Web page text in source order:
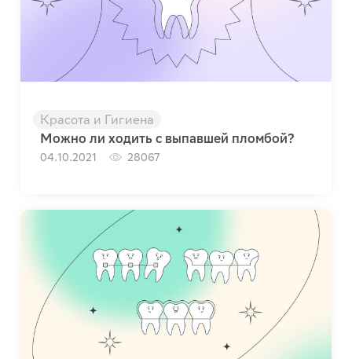
Красота и Гигиена
Можно ли ходить с выпавшей пломбой?
04.10.2021 28067